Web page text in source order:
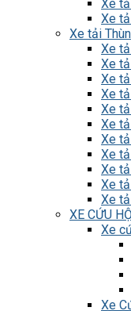
Xe
Xe
Xe tải
Xe
Xe
Xe
Xe
Xe
Xe
Xe
Xe
Xe
Xe
Xe
XE CỨU HỘ
Xe
Xe